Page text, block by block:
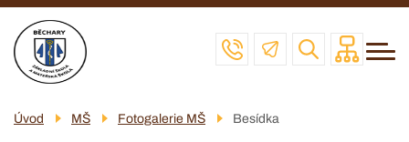
Přejít
hlavnímu
obsahu
Menu
navigace
MŠ
Úvod MŠ Fotogalerie MŠ Besídka